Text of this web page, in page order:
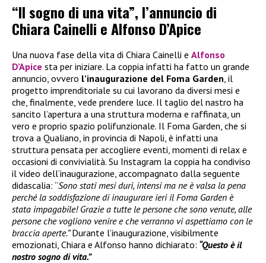
“Il sogno di una vita”, l’annuncio di
Chiara Cainelli e Alfonso D’Apice
Una nuova fase della vita di Chiara Cainelli e Alfonso
D’Apice sta per iniziare. La coppia infatti ha fatto un grande
annuncio, ovvero l’inaugurazione del Foma Garden , il
progetto imprenditoriale su cui lavorano da diversi mesi e
che, finalmente, vede prendere luce. Il taglio del nastro ha
sancito l’apertura a una struttura moderna e raffinata, un
vero e proprio spazio polifunzionale. Il Foma Garden, che si
trova a Qualiano, in provincia di Napoli, è infatti una
struttura pensata per accogliere eventi, momenti di relax e
occasioni di convivialità. Su Instagram la coppia ha condiviso
il video dell’inaugurazione, accompagnato dalla seguente
didascalia: “Sono stati mesi duri, intensi ma ne è valsa la pena
perché la soddisfazione di inaugurare ieri il Foma Garden è
stata impagabile! Grazie a tutte le persone che sono venute, alle
persone che vogliono venire e che verranno vi aspettiamo con le
braccia aperte.”Durante l’inaugurazione, visibilmente
emozionati, Chiara e Alfonso hanno dichiarato: “Questo è il
nostro sogno di vita.”